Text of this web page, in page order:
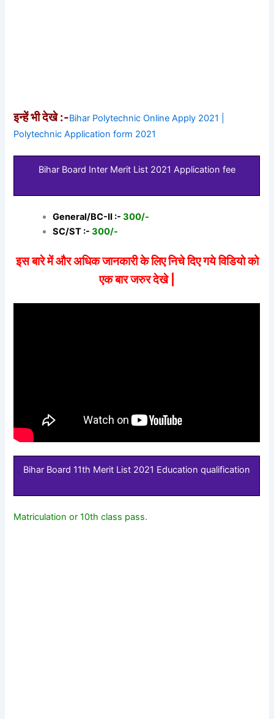
इन्हें भी देखे :-Bihar Polytechnic Online Apply 2021 |
Polytechnic Application form 2021
Bihar Board Inter Merit List 2021 Application fee
General/BC-II :-300/-
SC/ST :-300/-
इस बारे में और अधिक जानकारी के लिए निचे दिए गये विडियो को
एक बार जरुर देखे |
Bihar Board 11th Merit List 2021 Education qualification
Matriculation or 10th class pass.